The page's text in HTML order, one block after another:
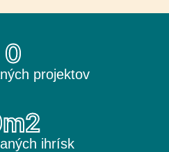
projektov
0
ihrísk
m2